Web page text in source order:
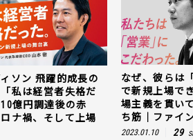
ソン 飛躍的成長の
私は経営者失格だ
億円調達後の赤
ナ禍、そして上場
なぜ、彼らは
で新規上場で
場主義を貫い
ち筋｜ファイ
2023.01.10 29